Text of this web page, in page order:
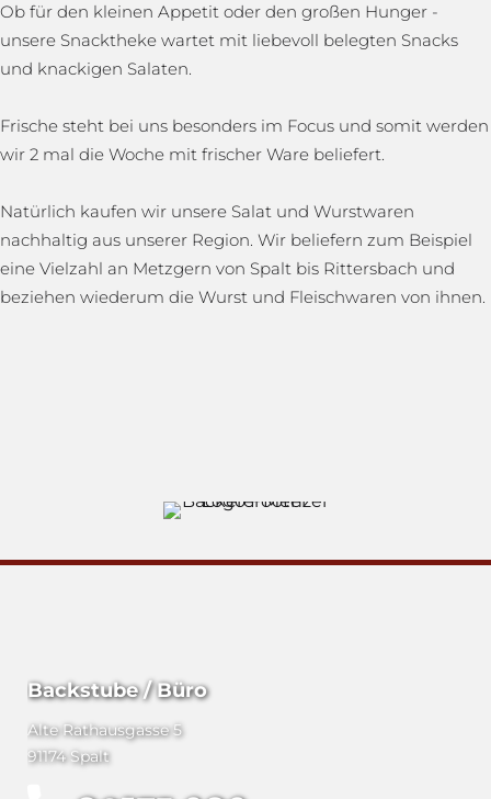
Ob für den kleinen Appetit oder den großen Hunger -
unsere Snacktheke wartet mit liebevoll belegten Snacks
und knackigen Salaten.
Frische steht bei uns besonders im Focus und somit werden
wir 2 mal die Woche mit frischer Ware beliefert.
Natürlich kaufen wir unsere Salat und Wurstwaren
nachhaltig aus unserer Region. Wir beliefern zum Beispiel
eine Vielzahl an Metzgern von Spalt bis Rittersbach und
beziehen wiederum die Wurst und Fleischwaren von ihnen.
Backstube / Büro
Alte Rathausgasse 5
91174 Spalt